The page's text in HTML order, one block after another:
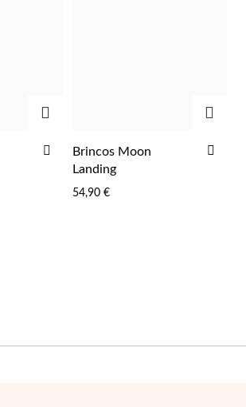
ADICIONAR
AOS
Brincos Moon
Landing
54,90 €